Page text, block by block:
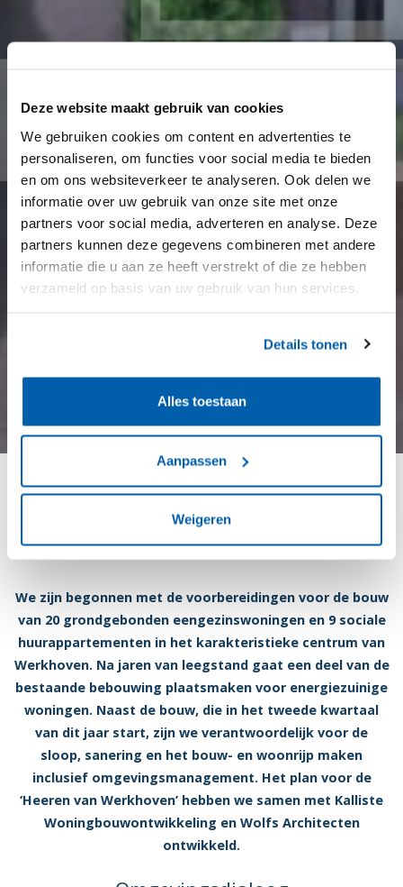
Deze website maakt gebruik van cookies
We gebruiken cookies om content en advertenties te
personaliseren, om functies voor social media te bieden
en om ons websiteverkeer te analyseren. Ook delen we
informatie over uw gebruik van onze site met onze
partners voor social media, adverteren en analyse. Deze
partners kunnen deze gegevens combineren met andere
informatie die u aan ze heeft verstrekt of die ze hebben
verzameld op basis van uw gebruik van hun services.
Details tonen
Alles toestaan
Aanpassen
Weigeren
Voorbereidingen bouw Heeren
van Werkhoven gestart
We zijn begonnen met de voorbereidingen voor de bouw
van 20 grondgebonden eengezinswoningen en 9 sociale
huurappartementen in het karakteristieke centrum van
Werkhoven. Na jaren van leegstand gaat een deel van de
bestaande bebouwing plaatsmaken voor energiezuinige
woningen. Naast de bouw, die in het tweede kwartaal
van dit jaar start, zijn we verantwoordelijk voor de
sloop, sanering en het bouw- en woonrijp maken
inclusief omgevingsmanagement. Het plan voor de
‘Heeren van Werkhoven’ hebben we samen met Kalliste
Woningbouwontwikkeling en Wolfs Architecten
ontwikkeld.